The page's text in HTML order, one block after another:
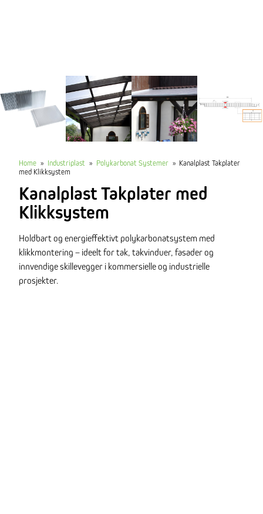
Home » Industriplast » Polykarbonat Systemer » Kanalplast Takplater
med Klikksystem
Kanalplast Takplater med
Klikksystem
Holdbart og energieffektivt polykarbonatsystem med
klikkmontering – ideelt for tak, takvinduer, fasader og
innvendige skillevegger i kommersielle og industrielle
prosjekter.